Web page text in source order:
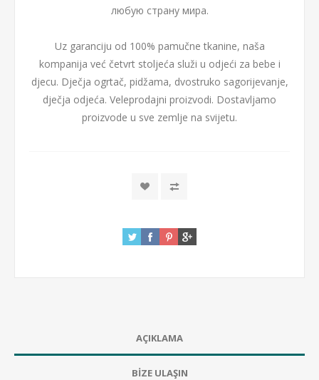
любую страну мира.
Uz garanciju od 100% pamučne tkanine, naša
kompanija već četvrt stoljeća služi u odjeći za bebe i
djecu. Dječja ogrtač, pidžama, dvostruko sagorijevanje,
dječja odjeća. Veleprodajni proizvodi. Dostavljamo
proizvode u sve zemlje na svijetu.
AÇIKLAMA
BİZE ULAŞIN